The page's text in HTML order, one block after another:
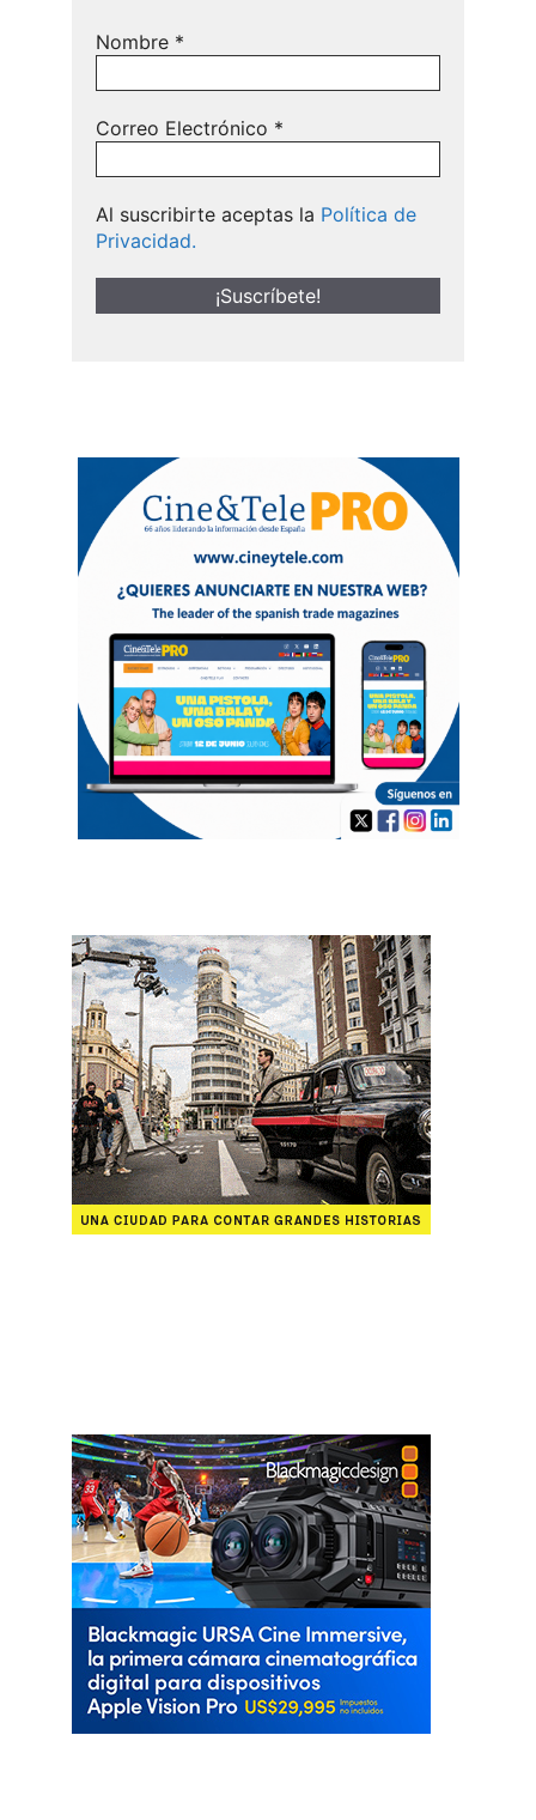
Nombre *
Correo Electrónico *
Al suscribirte aceptas la Política de
Privacidad.